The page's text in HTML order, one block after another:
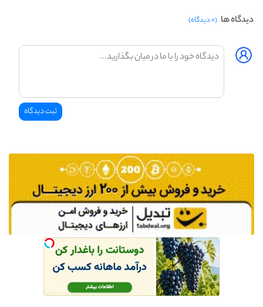
دیدگاه ها (۰ دیدگاه)